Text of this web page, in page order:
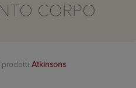
CORPO
prodotti Atkinsons